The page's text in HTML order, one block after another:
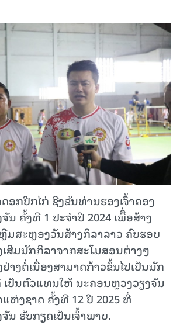
ອກປີກໄກ່ ຊີງຂັນທ່ານຮອງເຈົ້າຄອງ
ນ ຄັ້ງທີ 1 ປະຈຳປີ 2024 ເພືື່ອສ້າງ
ມສະຫຼອງວັນສ້າງກິລາລາວ ຄົບຮອບ
ສີມນັກກິລາຈາກສະໂມສອນຕ່າງໆ
າງຕໍ່ເນື່ອງສາມາດກ້າວຂຶ້ນໄປເປັນນັກ
ປັນຕົວແທນໃຫ້ ນະຄອນຫຼວງວຽງຈັນ
ແຫ່ງຊາດ ຄັ້ງທີ 12 ປີ 2025 ທີ່
ນ ຮັບກຽດເປັນເຈົ້າພາບ.